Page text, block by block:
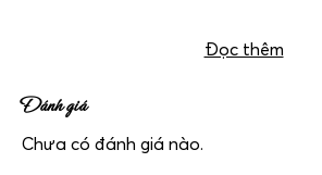
Đọc thêm
Đánh giá
Chưa có đánh giá nào.